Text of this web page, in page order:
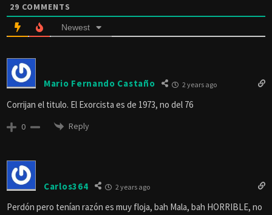
29 COMMENTS
Newest
Mario Fernando Castaño 2 years ago
Corrijan el titulo. El Exorcista es de 1973, no del 76
0 Reply
Carlos364 2 years ago
Perdón pero tenían razón es muy floja, bah Mala, bah HORRIBLE, no